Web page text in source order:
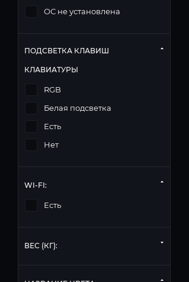
ОС не установлена
ПОДСВЕТКА КЛАВИШ
КЛАВИАТУРЫ
RGB
Белая подсветка
Есть
Нет
WI-FI:
Есть
ВЕС (КГ):